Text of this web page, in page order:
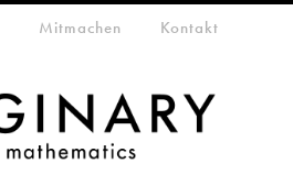
Mitmachen Kontakt